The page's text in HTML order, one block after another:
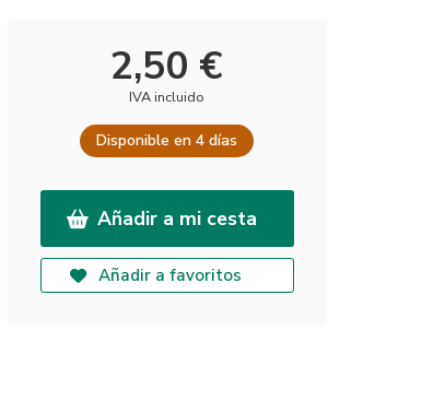
2,50 €
IVA incluido
Disponible en 4 días
Añadir a mi cesta
Añadir a favoritos